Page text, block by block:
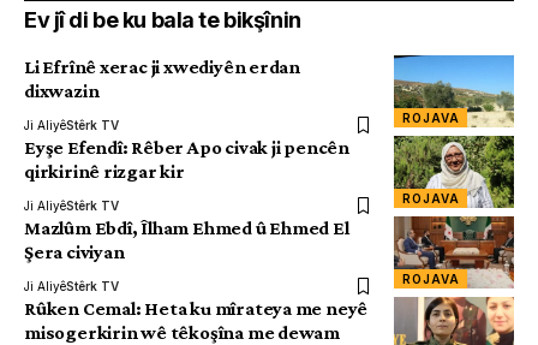
Ev jî di be ku bala te bikşînin
ROJAVA
Li Efrînê xerac ji xwediyên erdan
dixwazin
Ji AliyêStêrk TV
ROJAVA
Eyşe Efendî: Rêber Apo civak ji pencên
qirkirinê rizgar kir
Ji AliyêStêrk TV
ROJAVA
Mazlûm Ebdî, Îlham Ehmed û Ehmed El
Şera civiyan
Ji AliyêStêrk TV
Rûken Cemal: Heta ku mîrateya me neyê
misogerkirin wê têkoşîna me dewam